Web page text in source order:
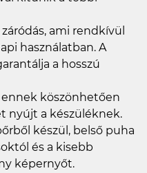
ami rendkívül
használatban. A
a hosszú
köszönhetően
nyújt a készüléknek.
készül, belső puha
és a kisebb
képernyőt.